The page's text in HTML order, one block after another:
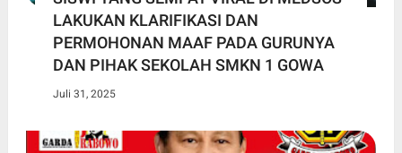
LAKUKAN KLARIFIKASI DAN
PERMOHONAN MAAF PADA GURUNYA
DAN PIHAK SEKOLAH SMKN 1 GOWA
Juli 31, 2025